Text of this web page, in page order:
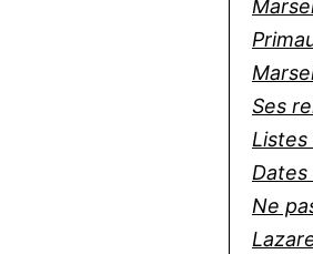
Ses
Listes
Ne